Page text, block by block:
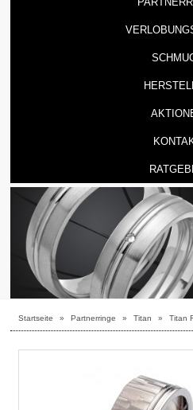
Startseite » Partnerringe » Titan » Titan